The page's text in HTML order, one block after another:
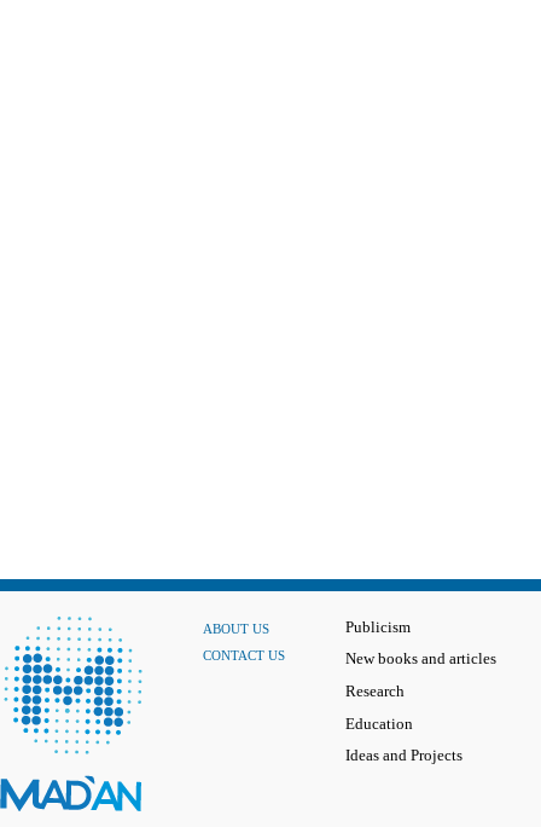
ABOUT US
CONTACT US
Publicism
New books and articles
Research
Education
Ideas and Projects